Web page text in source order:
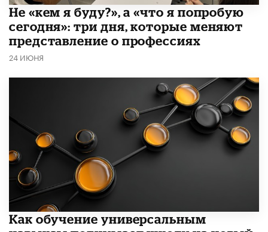
Не «кем я буду?», а «что я попробую
сегодня»: три дня, которые меняют
представление о профессиях
24 ИЮНЯ
​Как обучение универсальным